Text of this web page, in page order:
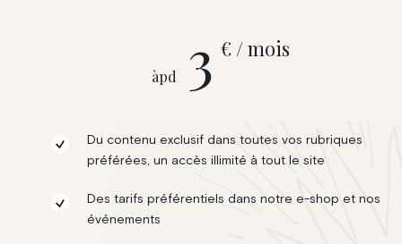
àpd 3 € / mois
Du contenu exclusif dans toutes vos rubriques
préférées, un accès illimité à tout le site
Des tarifs préférentiels dans notre e-shop et nos
événements